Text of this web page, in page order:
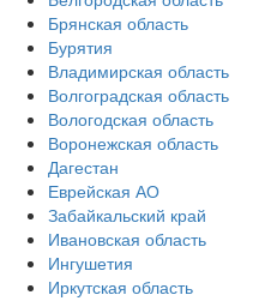
Брянская область
Бурятия
Владимирская область
Волгоградская область
Вологодская область
Воронежская область
Дагестан
Еврейская АО
Забайкальский край
Ивановская область
Ингушетия
Иркутская область